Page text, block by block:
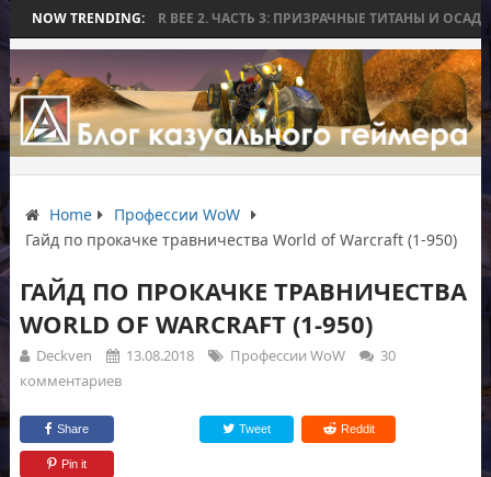
NOW TRENDING:
BEE 2. ЧАСТЬ 3: ПРИЗРАЧНЫЕ ТИТАНЫ И ОСАДА НА ИЗМОР WORLD
Home
Профессии WoW
Гайд по прокачке травничества World of Warcraft (1-950)
ГАЙД ПО ПРОКАЧКЕ ТРАВНИЧЕСТВА
WORLD OF WARCRAFT (1-950)
Deckven 13.08.2018 Профессии WoW
30
комментариев
Share Tweet Reddit
Pin it